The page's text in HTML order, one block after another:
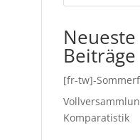
Neueste
Beiträge
[fr-tw]-
Komparatistik